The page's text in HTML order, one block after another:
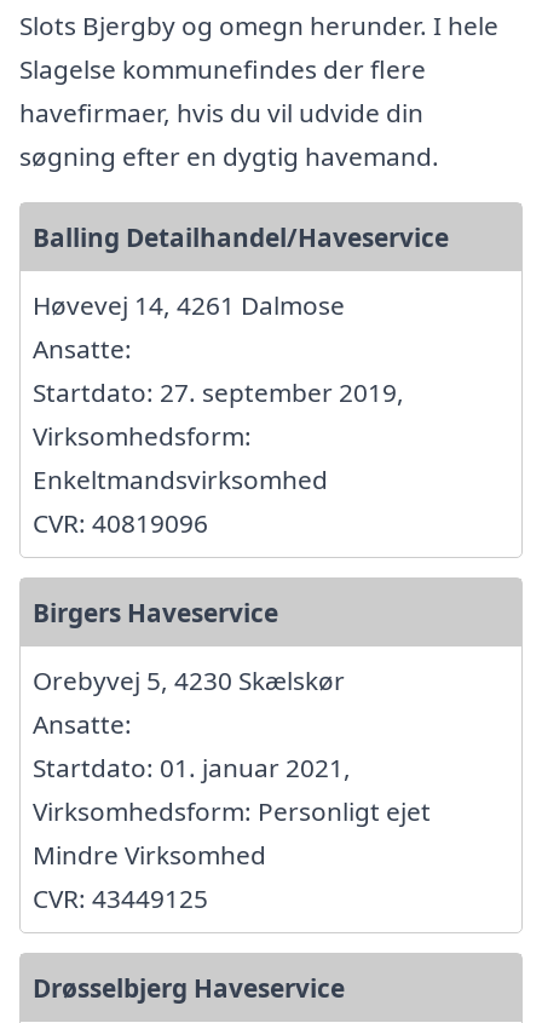
Slots Bjergby og omegn herunder. I hele
Slagelse kommunefindes der flere
havefirmaer, hvis du vil udvide din
søgning efter en dygtig havemand.
Balling Detailhandel/Haveservice
Høvevej 14, 4261 Dalmose
Ansatte:
Startdato: 27. september 2019,
Virksomhedsform:
Enkeltmandsvirksomhed
CVR: 40819096
Birgers Haveservice
Orebyvej 5, 4230 Skælskør
Ansatte:
Startdato: 01. januar 2021,
Virksomhedsform: Personligt ejet
Mindre Virksomhed
CVR: 43449125
Drøsselbjerg Haveservice